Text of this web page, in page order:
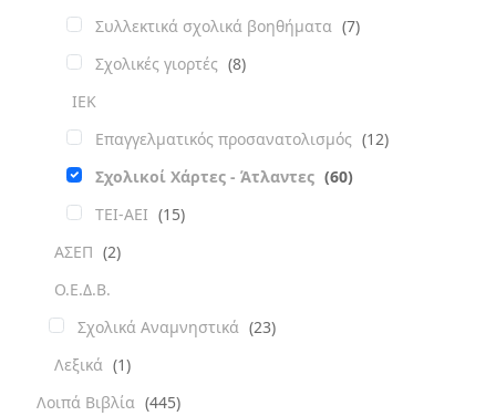
Συλλεκτικά σχολικά βοηθήματα (7)
Σχολικές γιορτές (8)
ΙΕΚ
Επαγγελματικός προσανατολισμός (12)
Σχολικοί Χάρτες - Άτλαντες (60)
ΤΕΙ-ΑΕΙ (15)
ΑΣΕΠ (2)
Ο.Ε.Δ.Β.
Σχολικά Αναμνηστικά (23)
Λεξικά (1)
Λοιπά Βιβλία (445)